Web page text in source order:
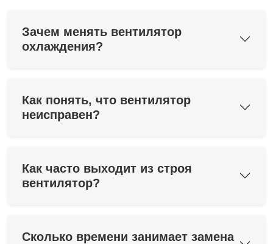
Зачем менять вентилятор
охлаждения?
Как понять, что вентилятор
неисправен?
Как часто выходит из строя
вентилятор?
Сколько времени занимает замена